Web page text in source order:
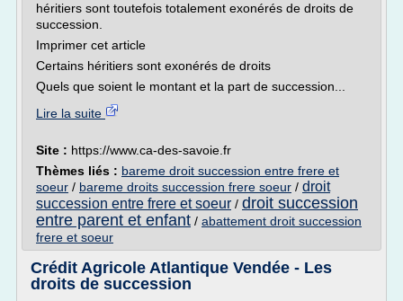
héritiers sont toutefois totalement exonérés de droits de
succession.
Imprimer cet article
Certains héritiers sont exonérés de droits
Quels que soient le montant et la part de succession...
Lire la suite
Site : https://www.ca-des-savoie.fr
Thèmes liés : bareme droit succession entre frere et
soeur / bareme droits succession frere soeur / droit
succession entre frere et soeur / droit succession
entre parent et enfant / abattement droit succession
frere et soeur
Crédit Agricole Atlantique Vendée - Les
droits de succession